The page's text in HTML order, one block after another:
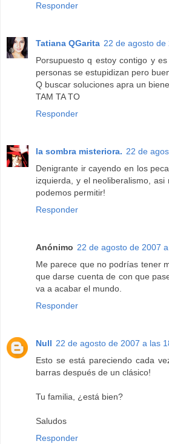
Responder
Tatiana QGarita 22 de agosto
Porsupuesto q estoy contigo y
personas se estupidizan pero
Q buscar soluciones apra un
TAM TA TO
Responder
la sombra misteriora. 22 de
Denigrante ir cayendo en los
izquierda, y el neoliberalismo,
podemos permitir!
Responder
Anónimo 22 de agosto de 2007
Me parece que no podrías tener
que darse cuenta de con que
va a acabar el mundo.
Responder
Null 22 de agosto de 2007 a las
Esto se está pareciendo cada
barras después de un clásico!
Tu familia, ¿está bien?
Saludos
Responder